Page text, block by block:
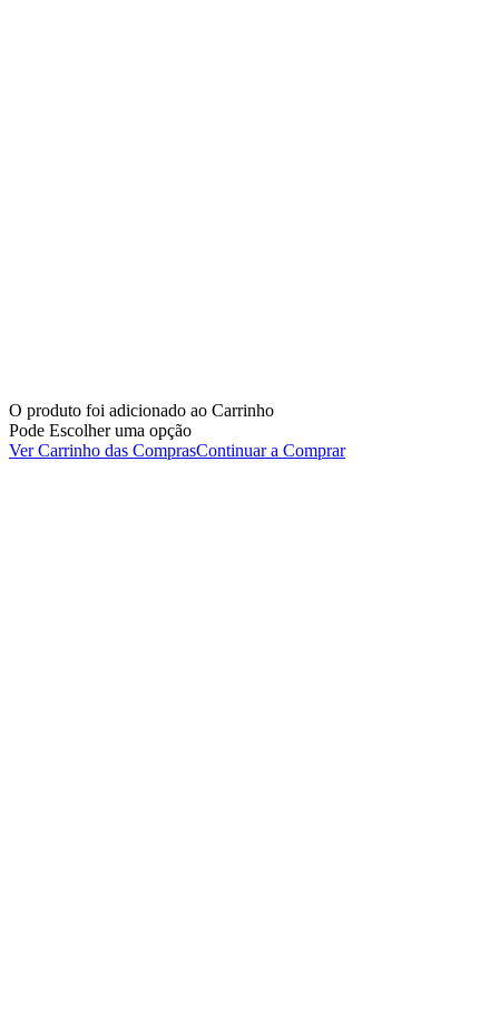
O produto foi adicionado ao Carrinho
Pode Escolher uma opção
Ver Carrinho das ComprasContinuar a Comprar